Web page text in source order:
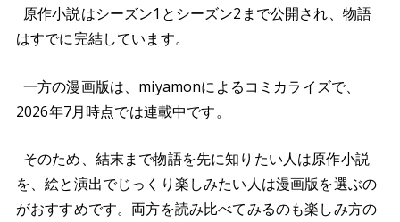
原作小説はシーズン1とシーズン2まで公開され、物語
はすでに完結しています。
一方の漫画版は、miyamonによるコミカライズで、
2026年7月時点では連載中です。
そのため、結末まで物語を先に知りたい人は原作小説
を、絵と演出でじっくり楽しみたい人は漫画版を選ぶの
がおすすめです。両方を読み比べてみるのも楽しみ方の